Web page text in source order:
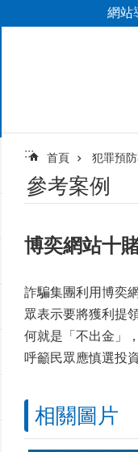
網站
::: 首頁 犯罪預
參考案例
博奕網站十
詐騙集團利用博奕
眾表示要將獲利提
何就是「不出金」
呼籲民眾應慎選投
相關圖片